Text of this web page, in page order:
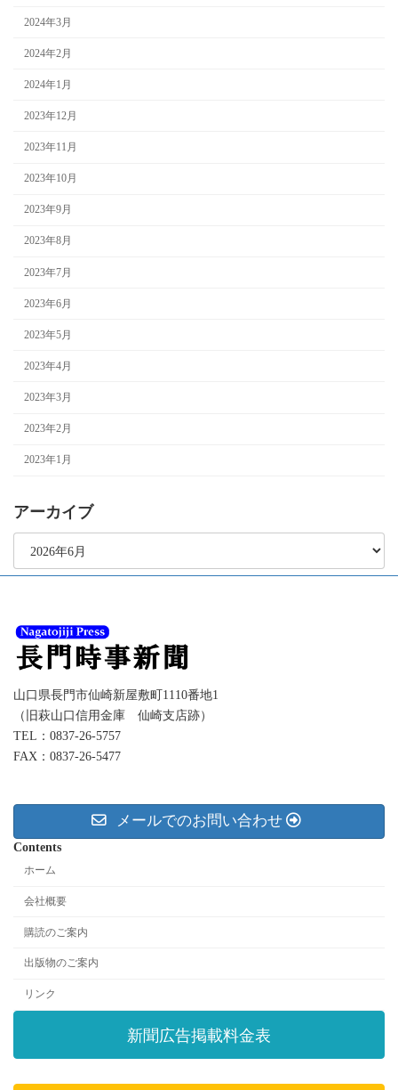
2024年3月
2024年2月
2024年1月
2023年12月
2023年11月
2023年10月
2023年9月
2023年8月
2023年7月
2023年6月
2023年5月
2023年4月
2023年3月
2023年2月
2023年1月
アーカイブ
ア
イ
山口県長門市仙崎新屋敷町1110番地1
（旧萩山口信用金庫 仙崎支店跡）
TEL：0837-26-5757
FAX：0837-26-5477
メールでのお問い合わせ
Contents
ホーム
会社概要
購読のご案内
出版物のご案内
リンク
新聞広告掲載料金表